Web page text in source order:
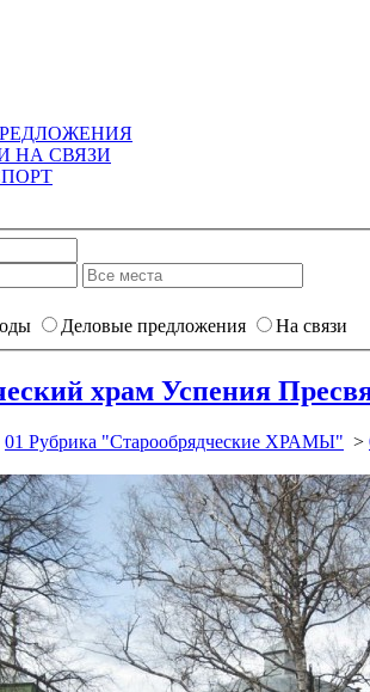
НА СВЯЗИ
Деловые предложения На связи
храм Успения
01 Рубрика "Старообрядческие ХРАМЫ" >